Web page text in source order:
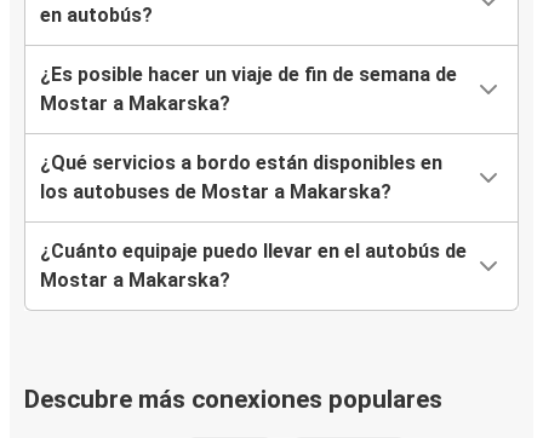
en autobús?
¿Es posible hacer un viaje de fin de semana de
Mostar a Makarska?
¿Qué servicios a bordo están disponibles en
los autobuses de Mostar a Makarska?
¿Cuánto equipaje puedo llevar en el autobús de
Mostar a Makarska?
Descubre más conexiones populares